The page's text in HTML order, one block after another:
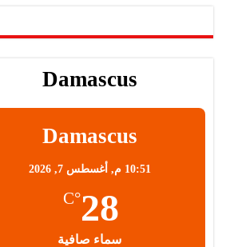
Damascus
Damascus
10:51 م, أغسطس 7, 2026
28
°C
سماء صافية